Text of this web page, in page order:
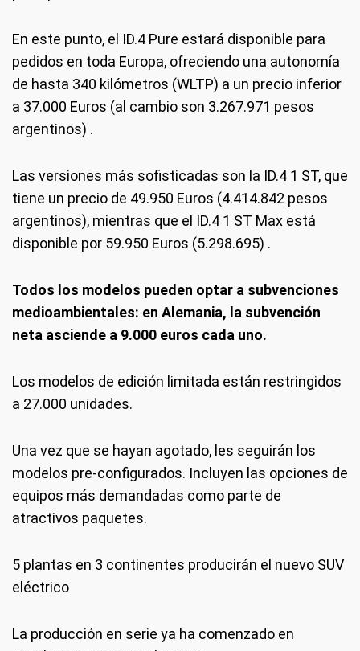
En este punto, el ID.4 Pure estará disponible para
pedidos en toda Europa, ofreciendo una autonomía
de hasta 340 kilómetros (WLTP) a un precio inferior
a 37.000 Euros (al cambio son 3.267.971 pesos
argentinos) .
Las versiones más sofisticadas son la ID.4 1 ST, que
tiene un precio de 49.950 Euros (4.414.842 pesos
argentinos), mientras que el ID.4 1 ST Max está
disponible por 59.950 Euros (5.298.695) .
Todos los modelos pueden optar a subvenciones
medioambientales: en Alemania, la subvención
neta asciende a 9.000 euros cada uno.
Los modelos de edición limitada están restringidos
a 27.000 unidades.
Una vez que se hayan agotado, les seguirán los
modelos pre-configurados. Incluyen las opciones de
equipos más demandadas como parte de
atractivos paquetes.
5 plantas en 3 continentes producirán el nuevo SUV
eléctrico
La producción en serie ya ha comenzado en